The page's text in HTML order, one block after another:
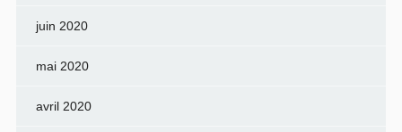
juin 2020
mai 2020
avril 2020